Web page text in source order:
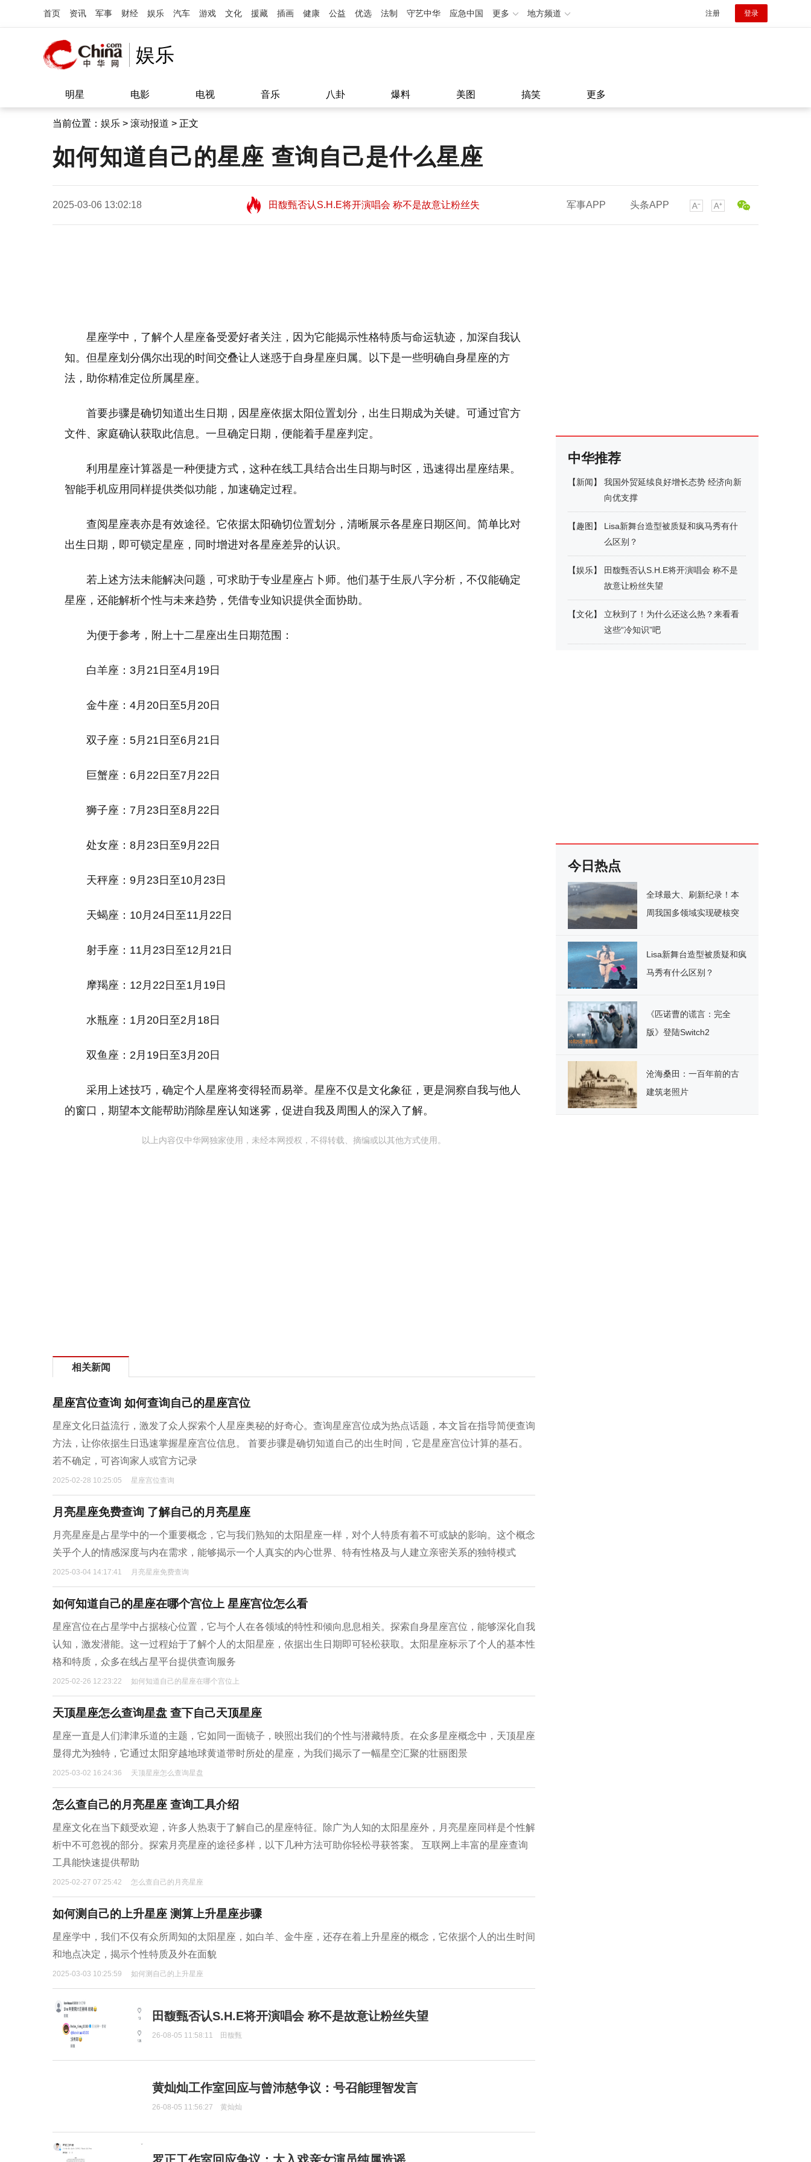
首页 资讯 军事 财经 娱乐 汽车 游戏 文化 援藏 插画 健康 公益 优选 法制 守艺中华 应急中国 更多 地方频道 注册 登录
娱乐
明星 电影 电视 音乐 八卦 爆料 美图 搞笑 更多
当前位置： 娱乐 > 滚动报道 > 正文
如何知道自己的星座 查询自己是什么星座
2025-03-06 13:02:18
田馥甄否认S.H.E将开演唱会 称不是故意让粉丝失
望11:08
田馥甄否认S.H.E将开演唱会 称不是故意让粉丝失
军事APP 头条APP
星座学中，了解个人星座备受爱好者关注，因为它能揭示性格特质与命运轨迹，加深自我认
知。但星座划分偶尔出现的时间交叠让人迷惑于自身星座归属。以下是一些明确自身星座的方
法，助你精准定位所属星座。
首要步骤是确切知道出生日期，因星座依据太阳位置划分，出生日期成为关键。可通过官方
文件、家庭确认获取此信息。一旦确定日期，便能着手星座判定。
利用星座计算器是一种便捷方式，这种在线工具结合出生日期与时区，迅速得出星座结果。
智能手机应用同样提供类似功能，加速确定过程。
查阅星座表亦是有效途径。它依据太阳确切位置划分，清晰展示各星座日期区间。简单比对
出生日期，即可锁定星座，同时增进对各星座差异的认识。
若上述方法未能解决问题，可求助于专业星座占卜师。他们基于生辰八字分析，不仅能确定
星座，还能解析个性与未来趋势，凭借专业知识提供全面协助。
为便于参考，附上十二星座出生日期范围：
白羊座：3月21日至4月19日
金牛座：4月20日至5月20日
双子座：5月21日至6月21日
巨蟹座：6月22日至7月22日
狮子座：7月23日至8月22日
处女座：8月23日至9月22日
天秤座：9月23日至10月23日
天蝎座：10月24日至11月22日
射手座：11月23日至12月21日
摩羯座：12月22日至1月19日
水瓶座：1月20日至2月18日
双鱼座：2月19日至3月20日
采用上述技巧，确定个人星座将变得轻而易举。星座不仅是文化象征，更是洞察自我与他人
的窗口，期望本文能帮助消除星座认知迷雾，促进自我及周围人的深入了解。
以上内容仅中华网独家使用，未经本网授权，不得转载、摘编或以其他方式使用。
相关新闻
星座宫位查询 如何查询自己的星座宫位
星座文化日益流行，激发了众人探索个人星座奥秘的好奇心。查询星座宫位成为热点话题，本文旨在指导简便查询
方法，让你依据生日迅速掌握星座宫位信息。 首要步骤是确切知道自己的出生时间，它是星座宫位计算的基石。
若不确定，可咨询家人或官方记录
2025-02-28 10:25:05 星座宫位查询
月亮星座免费查询 了解自己的月亮星座
月亮星座是占星学中的一个重要概念，它与我们熟知的太阳星座一样，对个人特质有着不可或缺的影响。这个概念
关乎个人的情感深度与内在需求，能够揭示一个人真实的内心世界、特有性格及与人建立亲密关系的独特模式
2025-03-04 14:17:41 月亮星座免费查询
如何知道自己的星座在哪个宫位上 星座宫位怎么看
星座宫位在占星学中占据核心位置，它与个人在各领域的特性和倾向息息相关。探索自身星座宫位，能够深化自我
认知，激发潜能。这一过程始于了解个人的太阳星座，依据出生日期即可轻松获取。太阳星座标示了个人的基本性
格和特质，众多在线占星平台提供查询服务
2025-02-26 12:23:22 如何知道自己的星座在哪个宫位上
天顶星座怎么查询星盘 查下自己天顶星座
星座一直是人们津津乐道的主题，它如同一面镜子，映照出我们的个性与潜藏特质。在众多星座概念中，天顶星座
显得尤为独特，它通过太阳穿越地球黄道带时所处的星座，为我们揭示了一幅星空汇聚的壮丽图景
2025-03-02 16:24:36 天顶星座怎么查询星盘
怎么查自己的月亮星座 查询工具介绍
星座文化在当下颇受欢迎，许多人热衷于了解自己的星座特征。除广为人知的太阳星座外，月亮星座同样是个性解
析中不可忽视的部分。探索月亮星座的途径多样，以下几种方法可助你轻松寻获答案。 互联网上丰富的星座查询
工具能快速提供帮助
2025-02-27 07:25:42 怎么查自己的月亮星座
如何测自己的上升星座 测算上升星座步骤
星座学中，我们不仅有众所周知的太阳星座，如白羊、金牛座，还存在着上升星座的概念，它依据个人的出生时间
和地点决定，揭示个性特质及外在面貌
2025-03-03 10:25:59 如何测自己的上升星座
田馥甄否认S.H.E将开演唱会 称不是故意让粉丝失望
26-08-05 11:58:11 田馥甄
黄灿灿工作室回应与曾沛慈争议：号召能理智发言
26-08-05 11:56:27 黄灿灿
中华推荐
【新闻】
我国外贸延续良好增长态势 经济向新
向优支撑
【趣图 】
Lisa新舞台造型被质疑和疯马秀有什
么区别？
【娱乐】
田馥甄否认S.H.E将开演唱会 称不是
故意让粉丝失望
【文化】
立秋到了！为什么还这么热？来看看
这些“冷知识”吧
今日热点
全球最大、刷新纪录！本
周我国多领域实现硬核突
Lisa新舞台造型被质疑和疯
马秀有什么区别？
《匹诺曹的谎言：完全
版》登陆Switch2
沧海桑田：一百年前的古
建筑老照片